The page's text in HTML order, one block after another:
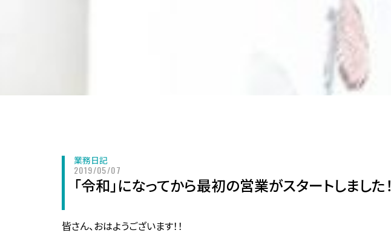
業務日記
2019/05/07
「令和」になってから最初の営業がスタートしました！
皆さん、おはようございます！！